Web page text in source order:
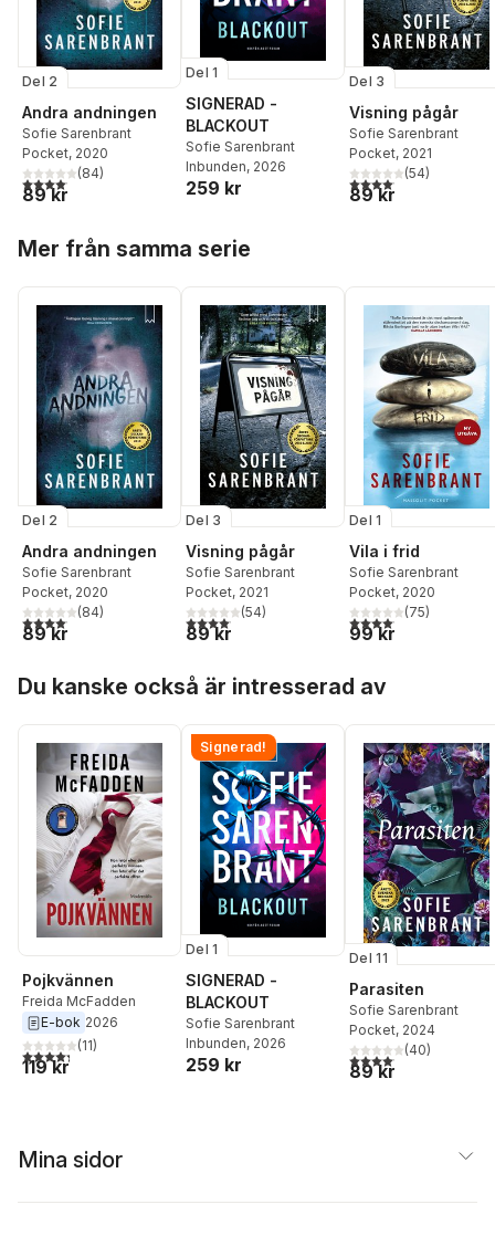
Del 2
Andra andningen
Sofie Sarenbrant
Pocket, 2020
4,1utav 5 stjärnor. Totalt antal röster:
(84)
89 kr
Del 1
SIGNERAD -
BLACKOUT
Sofie Sarenbrant
Inbunden, 2026
259 kr
Del 3
Visning pågår
Sofie Sarenbrant
Pocket, 2021
4,1utav 5 stjärnor.
(54)
89 kr
Mer från samma serie
Del 2
Andra andningen
Sofie Sarenbrant
Pocket, 2020
4,1utav 5 stjärnor. Totalt antal röster:
(84)
89 kr
Del 3
Visning pågår
Sofie Sarenbrant
Pocket, 2021
4,1utav 5 stjärnor. Totalt antal röster:
(54)
89 kr
Del 1
Vila i frid
Sofie Sarenbrant
Pocket, 2020
4,1utav 5 stjärnor.
(75)
99 kr
Du kanske också är intresserad av
Pojkvännen
Freida McFadden
E-bok 2026
4,3utav 5 stjärnor. Totalt antal röster:
(11)
119 kr
Signerad!
Del 1
SIGNERAD -
BLACKOUT
Sofie Sarenbrant
Inbunden, 2026
259 kr
Del 11
Parasiten
Sofie Sarenbrant
Pocket, 2024
4,1utav 5 stjärnor.
(40)
89 kr
Mina sidor